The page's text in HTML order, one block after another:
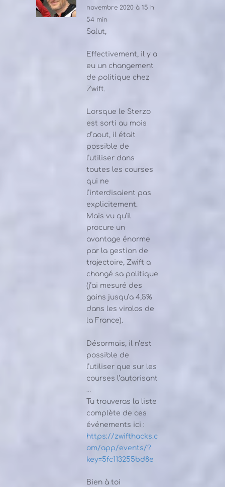
novembre 2020 à 15 h
54 min
Salut,
Effectivement, il y a
eu un changement
de politique chez
Zwift.
Lorsque le Sterzo
est sorti au mois
d’aout, il était
possible de
l’utiliser dans
toutes les courses
qui ne
l’interdisaient pas
explicitement.
Mais vu qu’il
procure un
avantage énorme
par la gestion de
trajectoire, Zwift a
changé sa politique
(j’ai mesuré des
gains jusqu’a 4,5%
dans les virolos de
la France).
Désormais, il n’est
possible de
l’utiliser que sur les
courses l’autorisant
…
Tu trouveras la liste
complète de ces
événements ici :
https://zwifthacks.c
om/app/events/?
key=5fc113255bd8e
Bien à toi